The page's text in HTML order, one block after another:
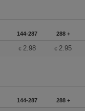
144-287 288 +
€ 2.98 €2.95
144-287 288 +